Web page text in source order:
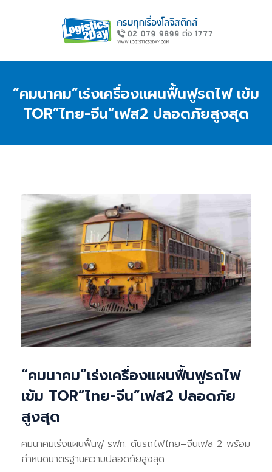
Toggle
“คมนาคม”เร่งเครื่องแผนฟื้นฟูรถไฟ เข้ม
TOR”ไทย-จีน”เฟส2 ปลอดภัยสูงสุด
“คมนาคม”เร่งเครื่องแผนฟื้นฟูรถไฟ
เข้ม TOR”ไทย-จีน”เฟส2 ปลอดภัย
สูงสุด
คมนาคมเร่งแผนฟื้นฟู รฟท. ดันรถไฟไทย–จีนเฟส 2 พร้อม
กำหนดมาตรฐานความปลอดภัยสูงสุด